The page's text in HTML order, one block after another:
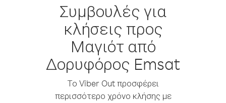
Συμβουλές για
κλήσεις προς
Μαγιότ από
Δορυφόρος Emsat
Το Viber Out προσφέρει
περισσότερο χρόνο κλήσης με